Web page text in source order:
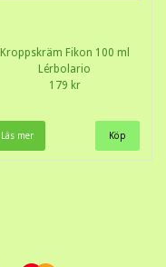
Kroppskräm Fikon 100 ml
Lérbolario
179 kr
Läs mer